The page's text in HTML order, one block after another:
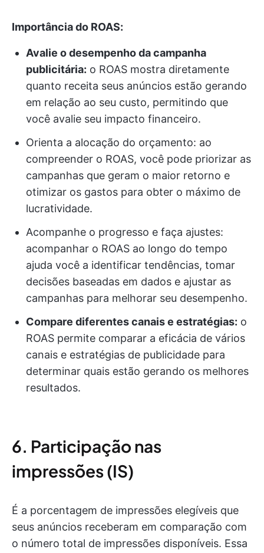
Importância do ROAS:
Avalie o desempenho da campanha
publicitária: o ROAS mostra diretamente
quanto receita seus anúncios estão gerando
em relação ao seu custo, permitindo que
você avalie seu impacto financeiro.
Orienta a alocação do orçamento: ao
compreender o ROAS, você pode priorizar as
campanhas que geram o maior retorno e
otimizar os gastos para obter o máximo de
lucratividade.
Acompanhe o progresso e faça ajustes:
acompanhar o ROAS ao longo do tempo
ajuda você a identificar tendências, tomar
decisões baseadas em dados e ajustar as
campanhas para melhorar seu desempenho.
Compare diferentes canais e estratégias: o
ROAS permite comparar a eficácia de vários
canais e estratégias de publicidade para
determinar quais estão gerando os melhores
resultados.
6. Participação nas
impressões (IS)
É a porcentagem de impressões elegíveis que
seus anúncios receberam em comparação com
o número total de impressões disponíveis. Essa